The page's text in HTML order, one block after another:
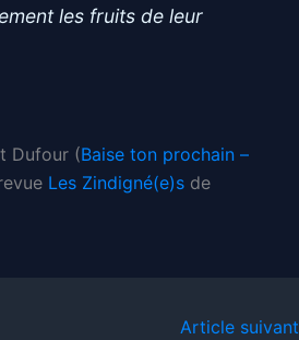
les fruits de leur
Dufour (Baise ton prochain –
Les Zindigné(e)s de
Article suivant